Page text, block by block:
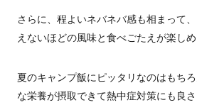
さらに、程よいネバネバ感も相まって
えないほどの風味と食べごたえが楽しめ
夏のキャンプ飯にピッタリなのはもち
な栄養が摂取できて熱中症対策にも良さ